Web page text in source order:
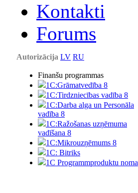
Kontakti
Forums
Autorizācija LV RU
Finanšu programmas
1C:Grāmatvedība 8
1C:Tirdzniecības vadība 8
1C:Darba alga un Personāla
vadība 8
1C:Ražošanas uzņēmuma
vadīšana 8
1С:Мikrouzņēmums 8
1C: Bitriks
1C Programmproduktu noma